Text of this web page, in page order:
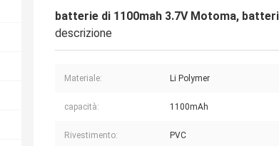
batterie di 1100mah 3.7V Motoma,
descrizione
Materiale: Li Polymer
capacità: 1100mAh
Rivestimento: PVC